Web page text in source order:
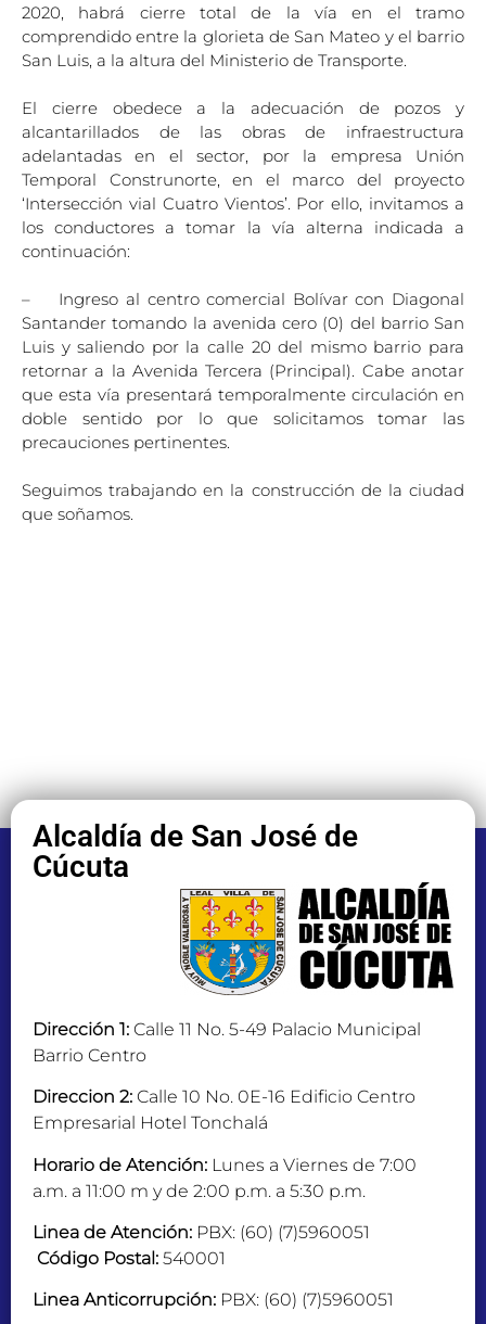
2020, habrá cierre total de la vía en el tramo
comprendido entre la glorieta de San Mateo y el barrio
San Luis, a la altura del Ministerio de Transporte.
El cierre obedece a la adecuación de pozos y
alcantarillados de las obras de infraestructura
adelantadas en el sector, por la empresa Unión
Temporal Construnorte, en el marco del proyecto
‘Intersección vial Cuatro Vientos’. Por ello, invitamos a
los conductores a tomar la vía alterna indicada a
continuación:
– Ingreso al centro comercial Bolívar con Diagonal
Santander tomando la avenida cero (0) del barrio San
Luis y saliendo por la calle 20 del mismo barrio para
retornar a la Avenida Tercera (Principal). Cabe anotar
que esta vía presentará temporalmente circulación en
doble sentido por lo que solicitamos tomar las
precauciones pertinentes.
Seguimos trabajando en la construcción de la ciudad
que soñamos.
Alcaldía de San José de
Cúcuta
Dirección 1: Calle 11 No. 5-49 Palacio Municipal
Barrio Centro
Direccion 2: Calle 10 No. 0E-16 Edificio Centro
Empresarial Hotel Tonchalá
Horario de Atención: Lunes a Viernes de 7:00
a.m. a 11:00 m y de 2:00 p.m. a 5:30 p.m.
Linea de Atención: PBX: (60) (7)5960051
Código Postal: 540001
Linea Anticorrupción: PBX: (60) (7)5960051